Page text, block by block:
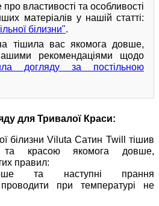
властивості та особливості
матеріалів у нашій статті:
білизни".
тішила вас якомога довше,
рекомендаціями щодо
догляду за постільною
для Тривалої Краси:
білизни Viluta Сатин Twill тішив
красою якомога довше,
правил:
та наступні прання
при температурі не